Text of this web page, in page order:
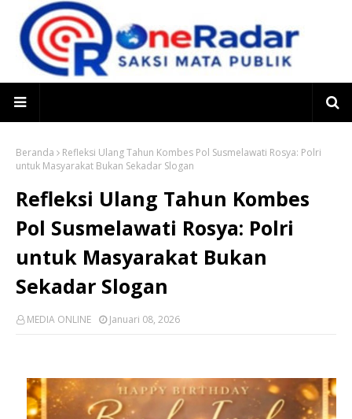
Beranda
Refleksi Ulang Tahun Kombes Pol Susmelawati Rosya: Polri
untuk Masyarakat Bukan Sekadar Slogan
Refleksi Ulang Tahun Kombes
Pol Susmelawati Rosya: Polri
untuk Masyarakat Bukan
Sekadar Slogan
MEDIA ONLINE Januari 08, 2026